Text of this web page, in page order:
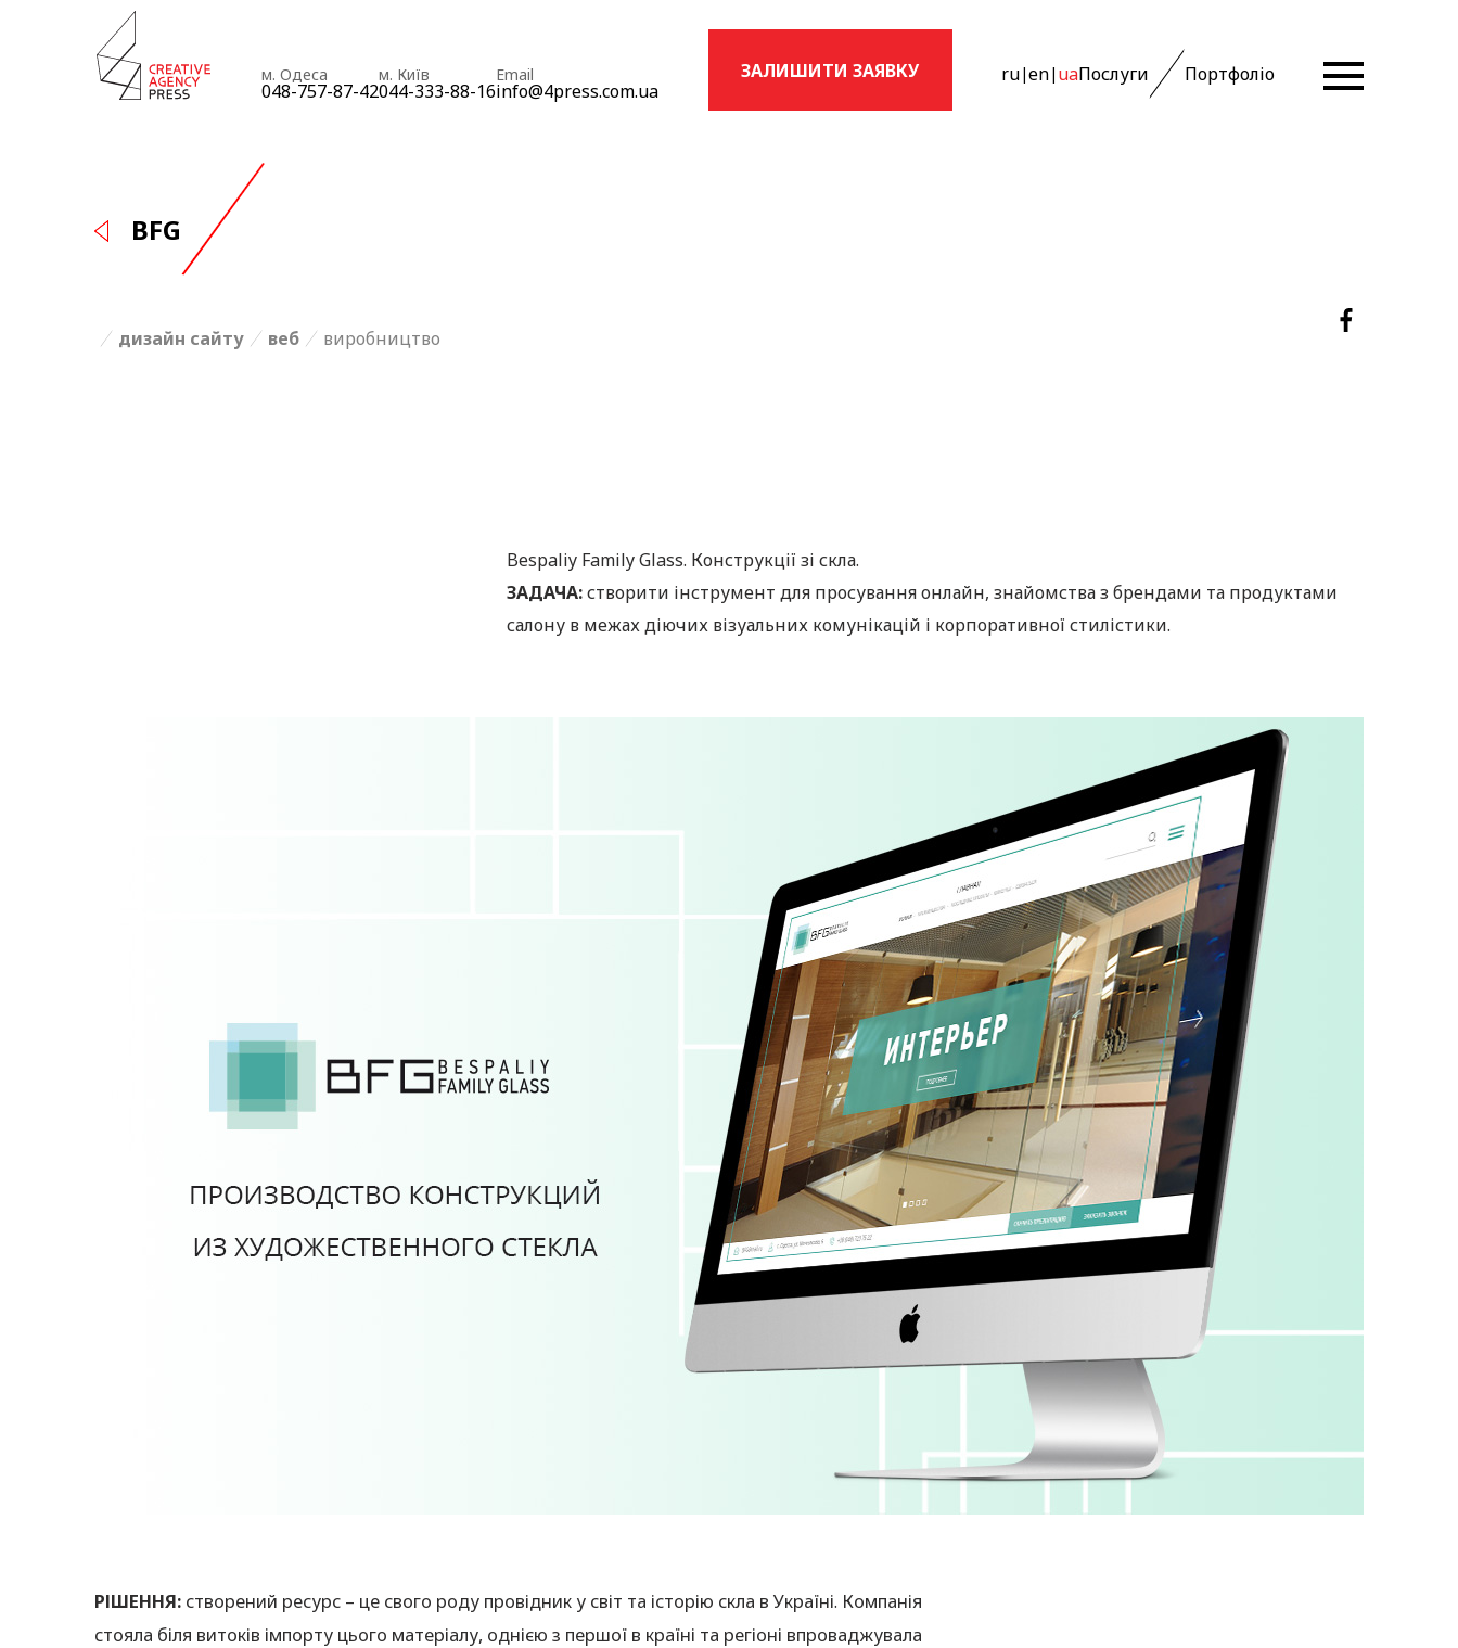
м. Одеса
048-757-87-42
м. Київ
044-333-88-16
Email
info@4press.com.ua
ЗАЛИШИТИ ЗАЯВКУ ru|en| uaПослуги Портфоліо
BFG
дизайн сайту веб виробництво
Bespaliy Family Glass. Конструкції зі скла.
ЗАДАЧА:створити інструмент для просування онлайн, знайомства з брендами та продуктами
салону в межах діючих візуальних комунікацій і корпоративної стилістики.
РІШЕННЯ: створений ресурс – це свого роду провідник у світ та історію скла в Україні. Компанія
стояла біля витоків імпорту цього матеріалу, однією з першої в країні та регіоні впроваджувала